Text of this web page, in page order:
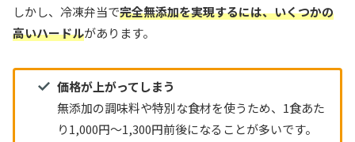
しかし、冷凍弁当で完全無添加を実現するには、いくつかの
高いハードルがあります。
価格が上がってしまう
無添加の調味料や特別な食材を使うため、1食あた
り1,000円〜1,300円前後になることが多いです。